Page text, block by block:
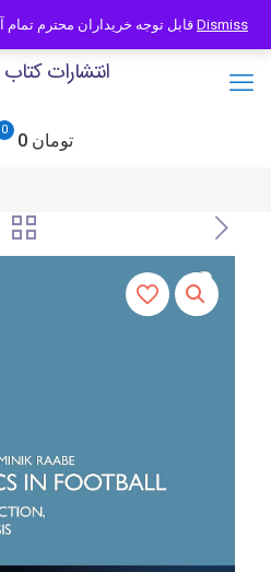
info@caspianbook.com
انتشارات
0
0 تومان
Dismiss